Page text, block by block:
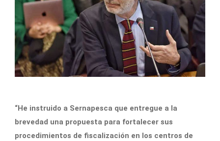
“He instruido a Sernapesca que entregue a la
brevedad una propuesta para fortalecer sus
procedimientos de fiscalización en los centros de